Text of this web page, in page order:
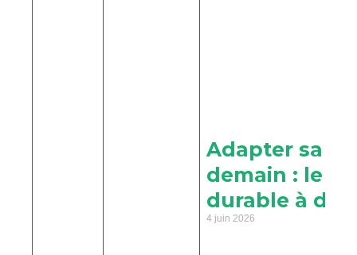
Adapter sa
demain : le
durable à
4 juin 2026